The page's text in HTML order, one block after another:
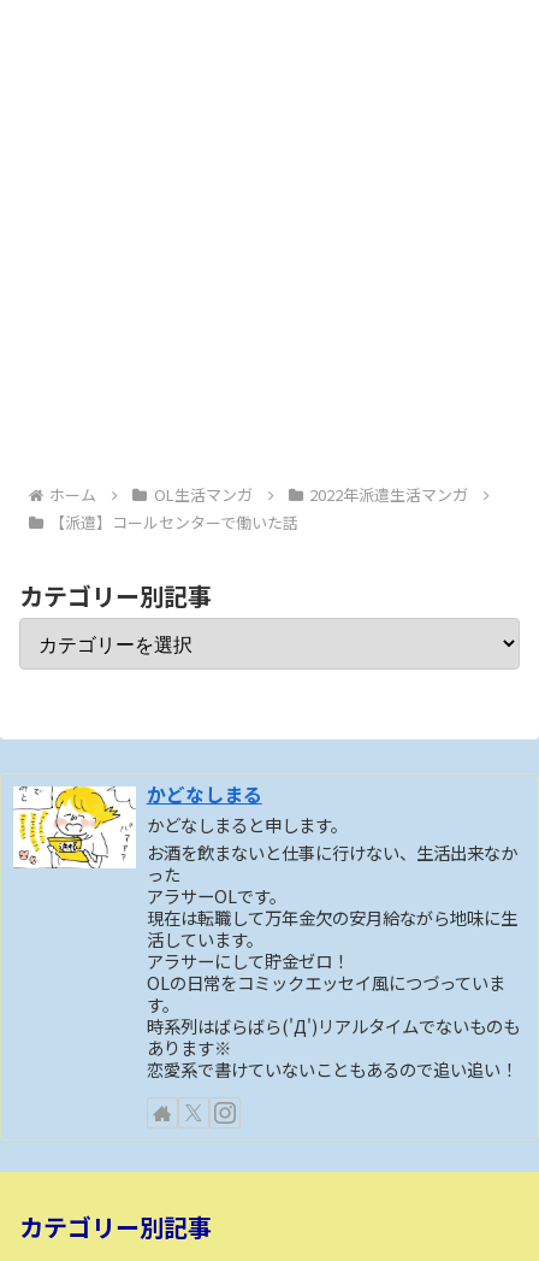
ホーム OL生活マンガ
2022年派遣生活マンガ
【派遣】コールセンターで働いた話
カテゴリー別記事
かどなしまる
かどなしまると申します。
お酒を飲まないと仕事に行けない、生活出来なか
った
アラサーOLです。
現在は転職して万年金欠の安月給ながら地味に生
活しています。
アラサーにして貯金ゼロ！
OLの日常をコミックエッセイ風につづっていま
す。
時系列はばらばら('Д')リアルタイムでないものも
あります※
恋愛系で書けていないこともあるので追い追い！
カテゴリー別記事